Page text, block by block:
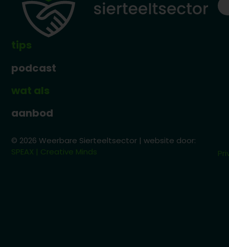
tips
podcast
wat als
aanbod
© 2026 Weerbare Sierteeltsector | website door:
SPEAX | Creative Minds